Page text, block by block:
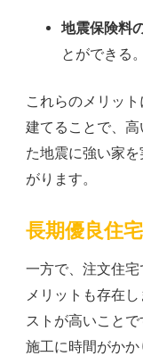
地震保険料
とができる。
これらのメリッ
建てることで、
た地震に強い家
がります。
長期優良住
一方で、注文住
メリットも存在
ストが高いこと
施工に時間がか